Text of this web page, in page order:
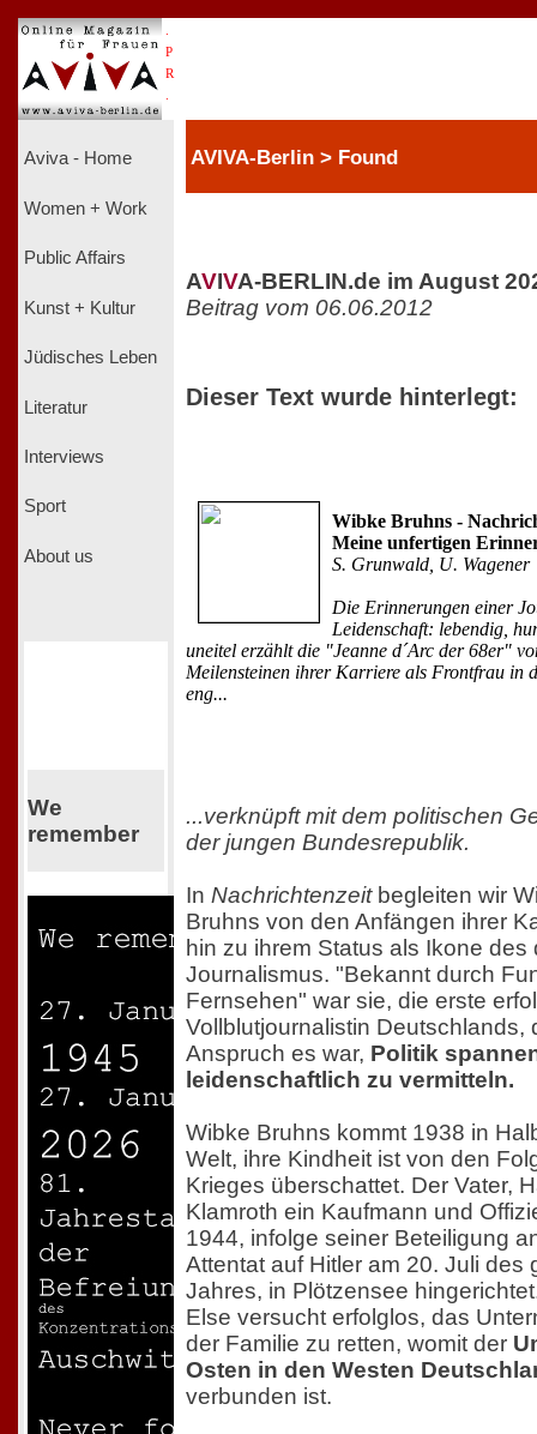
P
R
Aviva - Home
Women + Work
Public Affairs
Kunst + Kultur
Jüdisches Leben
Literatur
Interviews
Sport
About us
We
remember
AVIVA-Berlin > Found
AVIVA-BERLIN.de im August
Beitrag vom 06.06.2012
Dieser Text wurde hinterlegt:
Wibke Bruhns -
Meine unfertigen
S. Grunwald, U. Wagener
Die Erinnerungen einer
Leidenschaft: lebendig,
uneitel erzählt die "Jeanne d´Arc der 68er"
Meilensteinen ihrer Karriere als Frontfrau in
eng...
...verknüpft mit dem politischen
der jungen Bundesrepublik.
In Nachrichtenzeitbegleiten wir
Bruhns von den Anfängen ihrer
hin zu ihrem Status als Ikone des
Journalismus. "Bekannt durch
Fernsehen" war sie, die erste
Vollblutjournalistin Deutschlands,
Anspruch es war, Politik
leidenschaftlich zu vermitteln.
Wibke Bruhns kommt 1938 in
Welt, ihre Kindheit ist von den
Krieges überschattet. Der Vater,
Klamroth ein Kaufmann und
1944, infolge seiner Beteiligung
Attentat auf Hitler am 20. Juli des
Jahres, in Plötzensee
Else versucht erfolglos, das
der Familie zu retten, womit der
Osten in den Westen
verbunden ist.